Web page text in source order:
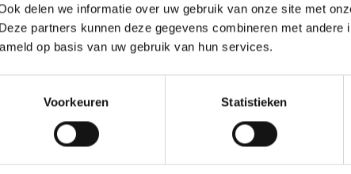
delen we informatie over uw gebruik van onze site met
partners kunnen deze gegevens combineren met andere
op basis van uw gebruik van hun services.
Voorkeuren Statistieken
URL van de pagina waar je de fout zag.
www.vub.be/nl/studeren-aan-de-vub/alle-opleidingen